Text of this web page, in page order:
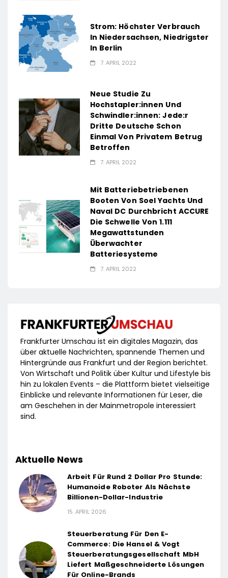
Strom: Höchster Verbrauch
In Niedersachsen, Niedrigster
In Berlin
7. APRIL 2022
Neue Studie Zu
Hochstapler:innen Und
Schwindler:innen: Jede:r
Dritte Deutsche Schon
Einmal Von Privatem Betrug
Betroffen
7. APRIL 2022
Mit Batteriebetriebenen
Booten Von Soel Yachts Und
Naval DC Durchbricht ACCURE
Die Schwelle Von 1.111
Megawattstunden
Überwachter
Batteriesysteme
7. APRIL 2022
Frankfurter Umschau ist ein digitales Magazin, das
über aktuelle Nachrichten, spannende Themen und
Hintergründe aus Frankfurt und der Region berichtet.
Von Wirtschaft und Politik über Kultur und Lifestyle bis
hin zu lokalen Events – die Plattform bietet vielseitige
Einblicke und relevante Informationen für Leser, die
am Geschehen in der Mainmetropole interessiert
sind.
Aktuelle News
Arbeit Für Rund 2 Dollar Pro Stunde:
Humanoide Roboter Als Nächste
Billionen-Dollar-Industrie
15. APRIL 2026
Steuerberatung Für Den E-
Commerce: Die Hansel & Vogt
Steuerberatungsgesellschaft MbH
Liefert Maßgeschneiderte Lösungen
Für Online-Brands